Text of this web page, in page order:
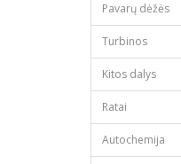
Pavarų dėžės
Turbinos
Kitos dalys
Ratai
Autochemija